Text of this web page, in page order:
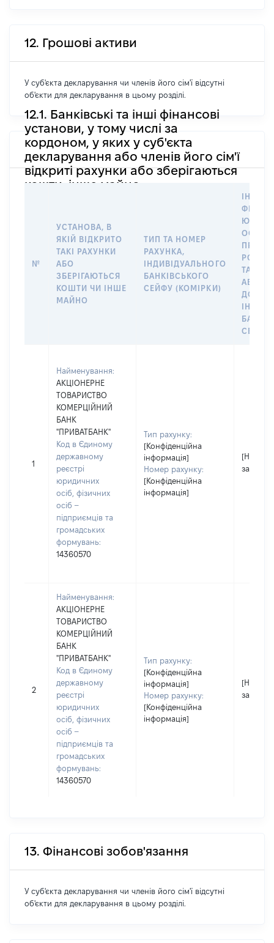
12. Грошові активи
У суб'єкта декларування чи членів його сім'ї відсутні
об'єкти для декларування в цьому розділі.
12.1. Банківські та інші фінансові
установи, у тому числі за
кордоном, у яких у суб'єкта
декларування або членів його сім'ї
відкриті рахунки або зберігаються
кошти, інше майно
№
УСТАНОВА, В
ЯКІЙ ВІДКРИТО
ТАКІ РАХУНКИ
АБО
ЗБЕРІГАЮТЬСЯ
КОШТИ ЧИ ІНШЕ
МАЙНО
ТИП ТА НОМЕР
РАХУНКА,
ІНДИВІДУАЛЬНОГО
БАНКІВСЬКОГО
СЕЙФУ (КОМІРКИ)
ПРАВО
ТАКИМ
АБО
ДО
СЕЙФУ
1
Найменування:
АКЦІОНЕРНЕ
ТОВАРИСТВО
КОМЕРЦІЙНИЙ
БАНК
"ПРИВАТБАНК"
Код в Єдиному
державному
реєстрі
юридичних
осіб, фізичних
осіб –
підприємців та
громадських
формувань:
14360570
Тип рахунку:
[Конфіденційна
інформація]
Номер рахунку:
[Конфіденційна
інформація]
[Не
2
Найменування:
АКЦІОНЕРНЕ
ТОВАРИСТВО
КОМЕРЦІЙНИЙ
БАНК
"ПРИВАТБАНК"
Код в Єдиному
державному
реєстрі
юридичних
осіб, фізичних
осіб –
підприємців та
громадських
формувань:
14360570
Тип рахунку:
[Конфіденційна
інформація]
Номер рахунку:
[Конфіденційна
інформація]
[Не
13. Фінансові зобов'язання
У суб'єкта декларування чи членів його сім'ї відсутні
об'єкти для декларування в цьому розділі.